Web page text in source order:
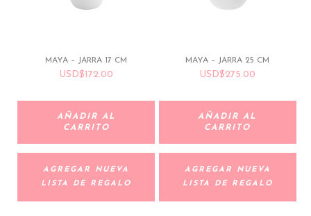
MAYA – JARRA 17 CM
USD$172.00
AÑADIR AL
CARRITO
AGREGAR NUEVA
LISTA DE REGALO
MAYA – JARRA 25 CM
USD$275.00
AÑADIR AL
CARRITO
AGREGAR NUEVA
LISTA DE REGALO